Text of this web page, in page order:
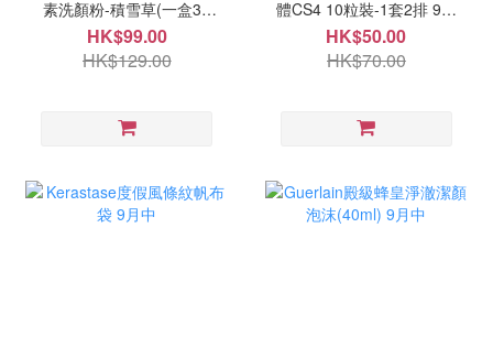
素洗顏粉-積雪草(一盒32
粒) 9月中
HK$99.00
HK$129.00
體CS4 10粒裝-1套2排 9月
中
HK$50.00
HK$70.00